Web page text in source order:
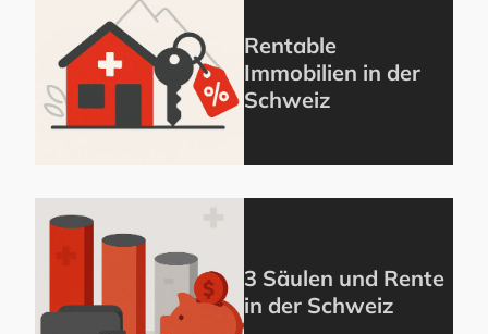
Rentable
Immobilien in der
Schweiz
3 Säulen und Rente
in der Schweiz